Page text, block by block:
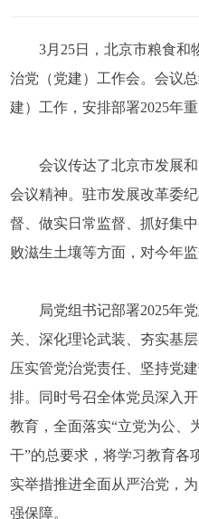
3月25日，北京市粮食和
治党（党建）工作会。会议
建）工作，安排部署2025年重
会议传达了北京市发展
会议精神。驻市发展改革委
督、做实日常监督、抓好集
败滋生土壤等方面，对今年监
局党组书记部署2025年
关、深化理论武装、夯实基
压实管党治党责任、坚持党
排。同时号召全体党员深入
教育，全面落实“立党为公、
干”的总要求，将学习教育各
实举措推进全面从严治党，
强保障。